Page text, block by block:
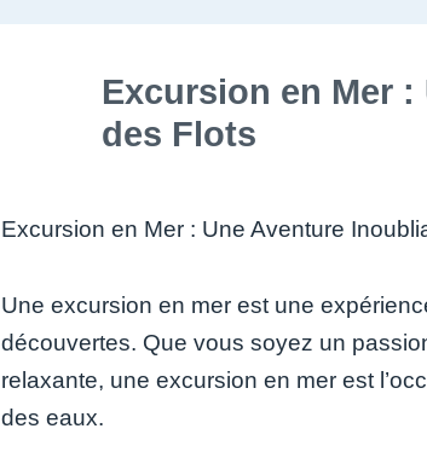
Excursion en Mer
des Flots
Excursion en Mer : Une Aventure
Une excursion en mer est une
découvertes. Que vous soyez un
relaxante, une excursion en mer est
des eaux.